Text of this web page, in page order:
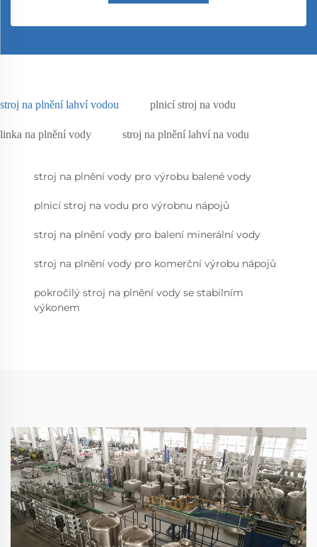
stroj na plnění lahví vodou plnicí stroj na vodu
linka na plnění vody stroj na plnění lahví na vodu
stroj na plnění vody pro výrobu balené vody
plnicí stroj na vodu pro výrobnu nápojů
stroj na plnění vody pro balení minerální vody
stroj na plnění vody pro komerční výrobu nápojů
pokročilý stroj na plnění vody se stabilním
výkonem